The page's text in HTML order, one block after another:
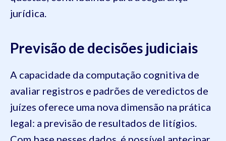
jurídica.
Previsão de decisões judiciais
A capacidade da computação cognitiva de
avaliar registros e padrões de veredictos de
juízes oferece uma nova dimensão na prática
legal: a previsão de resultados de litígios.